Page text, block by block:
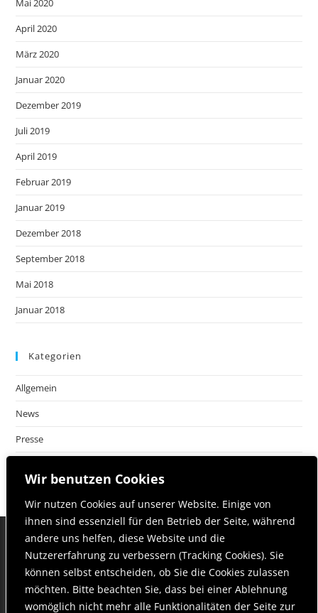
Wir benutzen Cookies
Wir nutzen Cookies auf unserer Website. Einige von
ihnen sind essenziell für den Betrieb der Seite, während
andere uns helfen, diese Website und die
Nutzererfahrung zu verbessern (Tracking Cookies). Sie
können selbst entscheiden, ob Sie die Cookies zulassen
möchten. Bitte beachten Sie, dass bei einer Ablehnung
womöglich nicht mehr alle Funktionalitäten der Seite zur
Mai 2020
April 2020
März 2020
Januar 2020
Dezember 2019
Juli 2019
April 2019
Februar 2019
Januar 2019
Dezember 2018
September 2018
Mai 2018
Januar 2018
Kategorien
Allgemein
News
Presse
Startseite Philosophie | Team
Leistungen
Neuigkeiten
Kontakt & Anfahrt